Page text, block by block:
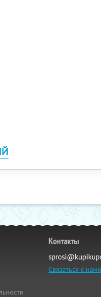
Контакты
Связаться с нами